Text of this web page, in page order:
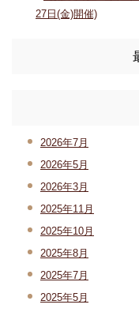
27日(金)開催)
2026年7月
2026年5月
2026年3月
2025年11月
2025年10月
2025年8月
2025年7月
2025年5月